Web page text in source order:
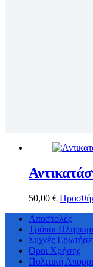
50,00 €
Αποστολές
Τρόποι
Συχνές
Όροι Χρήσης
Πολιτική